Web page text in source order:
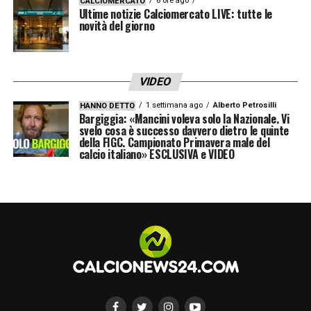
fila, la squadra da battere per tutti
LA PLAYLIST DELLE NOSTRE TOP NEWS
Ultime notizie Calciomercato LIVE: tutte le
novità del giorno
VIDEO
HANNO DETTO 1 settimana ago Alberto Petrosilli
Bargiggia: «Mancini voleva solo la Nazionale. Vi
svelo cosa è successo davvero dietro le quinte
della FIGC. Campionato Primavera male del
calcio italiano» ESCLUSIVA e VIDEO